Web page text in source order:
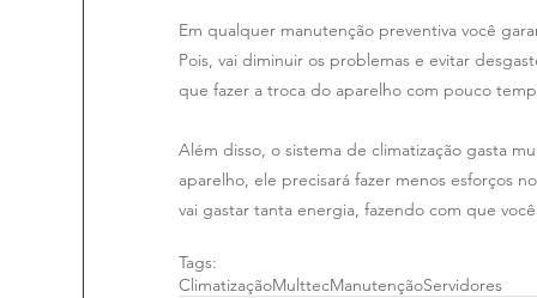
Em qualquer manutenção preventiva você
Pois, vai diminuir os problemas e evitar
que fazer a troca do aparelho com pouco
Além disso, o sistema de climatização gasta
aparelho, ele precisará fazer menos esforços
vai gastar tanta energia, fazendo com que
Tags:
ClimatizaçãoMulttecManutençãoServidores